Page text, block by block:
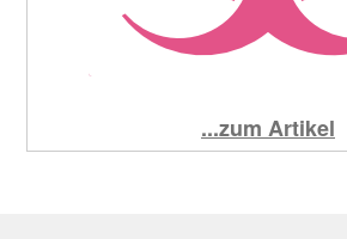
...zum Artikel